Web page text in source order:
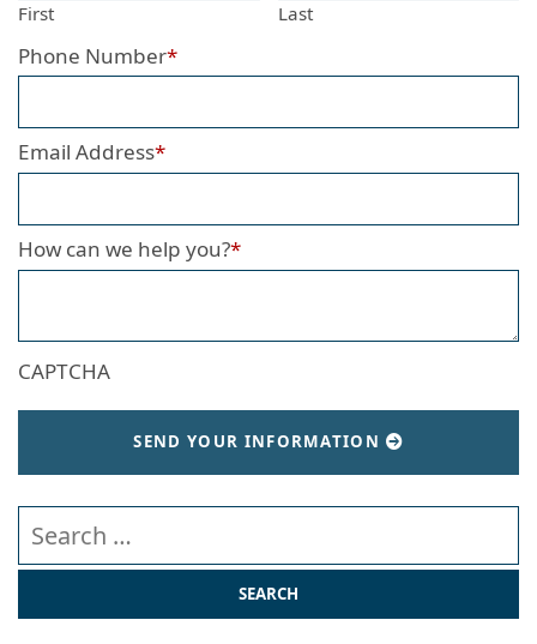
First Last
Phone Number*
Email Address*
How can we help you?*
CAPTCHA
SEND YOUR INFORMATION